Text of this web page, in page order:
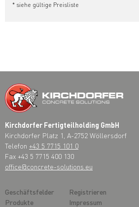
* siehe gültige Preisliste
Kirchdorfer Fertigteilholding GmbH
Kirchdorfer Platz 1, A-2752 Wöllersdorf
Telefon +43 5 7715 101 0
Fax +43 5 7715 400 130
office@concrete-solutions.eu
Geschäftsfelder
Produkte
Registrieren
Impressum